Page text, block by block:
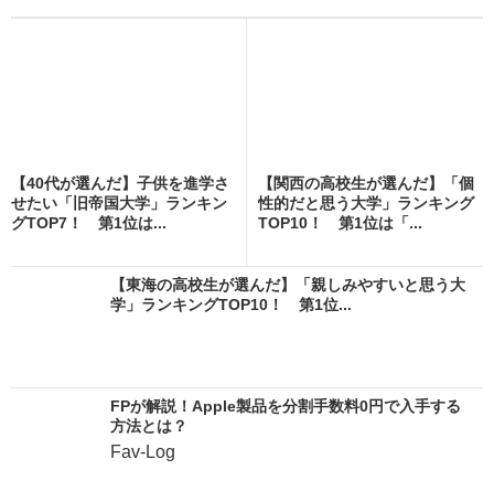
【40代が選んだ】子供を進学さ
せたい「旧帝国大学」ランキン
グTOP7！ 第1位は...
【関西の高校生が選んだ】「個
性的だと思う大学」ランキング
TOP10！ 第1位は「...
【東海の高校生が選んだ】「親しみやすいと思う大
学」ランキングTOP10！ 第1位...
FPが解説！Apple製品を分割手数料0円で入手する
方法とは？
Fav-Log